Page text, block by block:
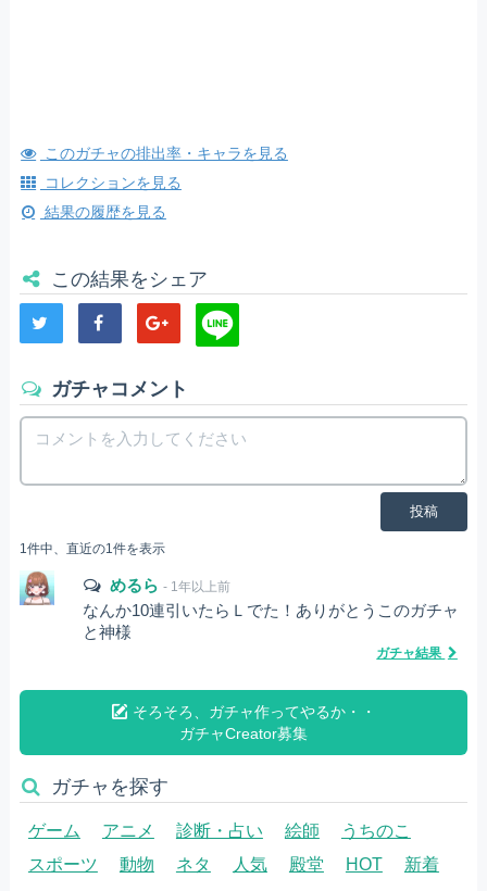
このガチャの排出率・キャラを見る
コレクションを見る
結果の履歴を見る
この結果をシェア
ガチャコメント
投稿
1件中、直近の1件を表示
めるら - 1年以上前
なんか10連引いたらＬでた！ありがとうこのガチャ
と神様
ガチャ結果
そろそろ、ガチャ作ってやるか・・
ガチャCreator募集
ガチャを探す
ゲーム アニメ 診断・占い 絵師
うちのこ
スポーツ
動物 ネタ 人気 殿堂 HOT 新着